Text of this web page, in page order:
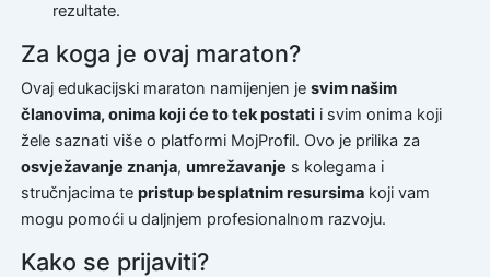
rezultate.
Za koga je ovaj maraton?
Ovaj edukacijski maraton namijenjen je svim našim
članovima, onima koji će to tek postati i svim onima koji
žele saznati više o platformi MojProfil. Ovo je prilika za
osvježavanje znanja, umrežavanje s kolegama i
stručnjacima te pristup besplatnim resursimakoji vam
mogu pomoći u daljnjem profesionalnom razvoju.
Kako se prijaviti?